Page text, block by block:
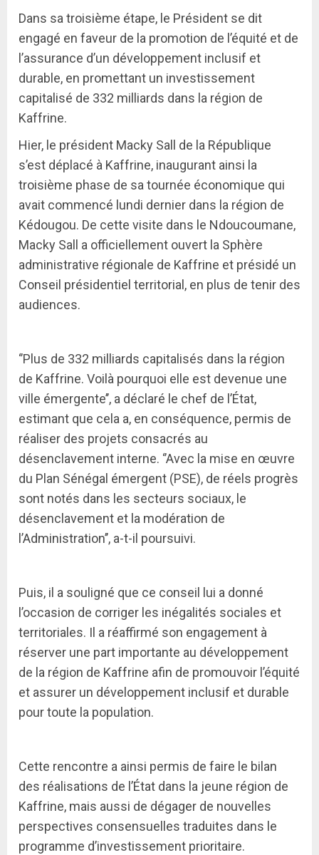
Dans sa troisième étape, le Président se dit
engagé en faveur de la promotion de l’équité et de
l’assurance d’un développement inclusif et
durable, en promettant un investissement
capitalisé de 332 milliards dans la région de
Kaffrine.
Hier, le président Macky Sall de la République
s’est déplacé à Kaffrine, inaugurant ainsi la
troisième phase de sa tournée économique qui
avait commencé lundi dernier dans la région de
Kédougou. De cette visite dans le Ndoucoumane,
Macky Sall a officiellement ouvert la Sphère
administrative régionale de Kaffrine et présidé un
Conseil présidentiel territorial, en plus de tenir des
audiences.
‘’Plus de 332 milliards capitalisés dans la région
de Kaffrine. Voilà pourquoi elle est devenue une
ville émergente’’, a déclaré le chef de l’État,
estimant que cela a, en conséquence, permis de
réaliser des projets consacrés au
désenclavement interne. ‘’Avec la mise en œuvre
du Plan Sénégal émergent (PSE), de réels progrès
sont notés dans les secteurs sociaux, le
désenclavement et la modération de
l’Administration’’, a-t-il poursuivi.
Puis, il a souligné que ce conseil lui a donné
l’occasion de corriger les inégalités sociales et
territoriales. Il a réaffirmé son engagement à
réserver une part importante au développement
de la région de Kaffrine afin de promouvoir l’équité
et assurer un développement inclusif et durable
pour toute la population.
Cette rencontre a ainsi permis de faire le bilan
des réalisations de l’État dans la jeune région de
Kaffrine, mais aussi de dégager de nouvelles
perspectives consensuelles traduites dans le
programme d’investissement prioritaire.